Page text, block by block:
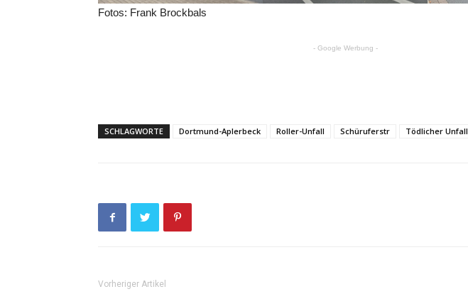
Fotos: Frank Brockbals
- Google Werbung -
SCHLAGWORTE Dortmund-Aplerbeck Roller-Unfall Schüruferstr Tödlicher Unfall
Vorheriger Artikel